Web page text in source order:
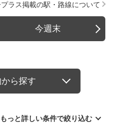
ラス掲載の駅・路線について
今週末
から探す
もっと詳しい条件で絞り込む